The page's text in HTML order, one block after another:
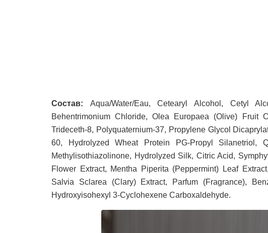
Состав: Aqua/Water/Eau, Cetearyl Alcohol, Cetyl
Behentrimonium Chloride, Olea Europaea (Olive) Fruit
Trideceth-8, Polyquaternium-37, Propylene Glycol
60, Hydrolyzed Wheat Protein PG-Propyl Silanetriol,
Methylisothiazolinone, Hydrolyzed Silk, Citric Acid,
Flower Extract, Mentha Piperita (Peppermint) Leaf
Salvia Sclarea (Clary) Extract, Parfum (Fragrance),
Hydroxyisohexyl 3-Cyclohexene Carboxaldehyde.